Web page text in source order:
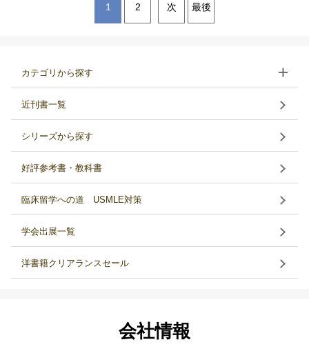
1 2 次 最後
カテゴリから探す
近刊書一覧
シリーズから探す
好評参考書・教科書
臨床留学への道 USMLE対策
学会出展一覧
洋書籍クリアランスセール
会社情報